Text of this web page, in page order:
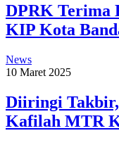
DPRK Terima
KIP Kota
News
10 Maret 2025
Diiringi
Kafilah MTR